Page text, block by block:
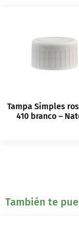
Tampa Simples
410 branco –
También te